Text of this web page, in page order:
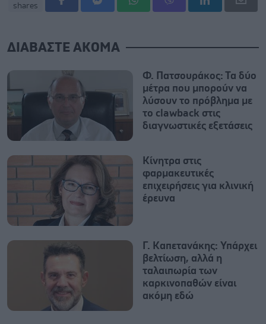
shares
ΔΙΑΒΑΣΤΕ ΑΚΟΜΑ
Φ. Πατσουράκος: Τα δύο
μέτρα που μπορούν να
λύσουν το πρόβλημα με
το clawback στις
διαγνωστικές εξετάσεις
Κίνητρα στις
φαρμακευτικές
επιχειρήσεις για κλινική
έρευνα
Γ. Καπετανάκης: Υπάρχει
βελτίωση, αλλά η
ταλαιπωρία των
καρκινοπαθών είναι
ακόμη εδώ